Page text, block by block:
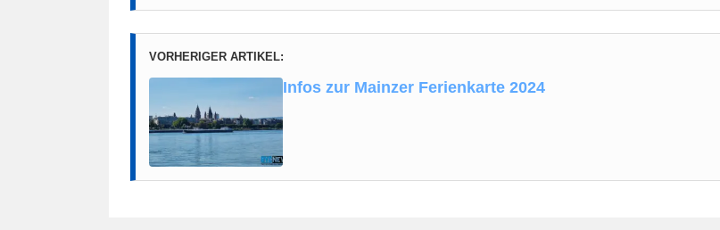
VORHERIGER ARTIKEL:
Infos zur Mainzer Ferienkarte 2024